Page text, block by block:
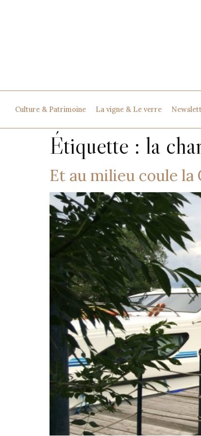
Culture & Patrimoine La vigne & Le verre
Étiquette : la
Et au milieu coule la